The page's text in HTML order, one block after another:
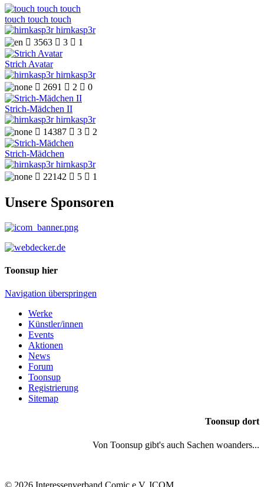
touch touch touch
hirnkasp3r
 3563  3  1
Strich Avatar
hirnkasp3r
 2691  2  0
Strich-Mädchen II
hirnkasp3r
 14387  3  2
Strich-Mädchen
hirnkasp3r
 22142  5  1
Unsere Sponsoren
Toonsup hier
Navigation überspringen
Werke
Künstler/innen
Events
Aktionen
News
Forum
Toonsup
Registrierung
Sitemap
Toonsup dort
Von Toonsup gibt's auch Sachen woanders...
© 2026 Interessenverband Comic e.V. ICOM